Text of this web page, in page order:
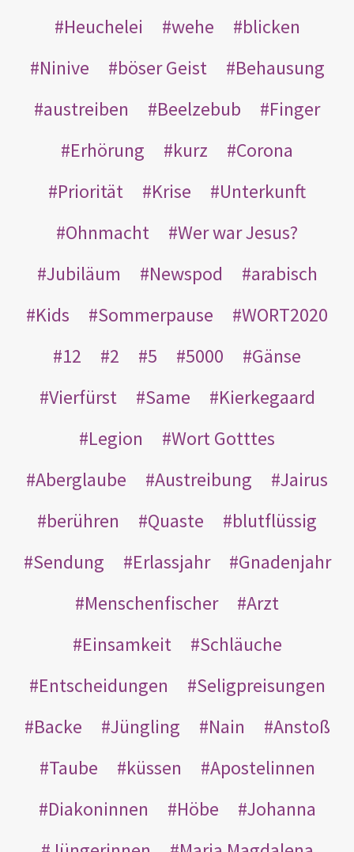
Heuchelei wehe
blicken
Ninive
böser Geist
Behausung
austreiben
Beelzebub
Finger
Erhörung
kurz
Corona
Priorität
Krise
Unterkunft
Ohnmacht
Wer war Jesus?
Jubiläum
Newspod
arabisch
Kids
Sommerpause
WORT2020
12
2 5 5000
Gänse
Vierfürst
Same
Kierkegaard
Legion
Wort Gotttes
Aberglaube
Austreibung
Jairus
berühren
Quaste
blutflüssig
Sendung
Erlassjahr
Gnadenjahr
Menschenfischer
Arzt
Einsamkeit
Schläuche
Entscheidungen
Seligpreisungen
Backe
Jüngling Nain
Anstoß
Taube
küssen
Apostelinnen
Diakoninnen
Höbe
Johanna